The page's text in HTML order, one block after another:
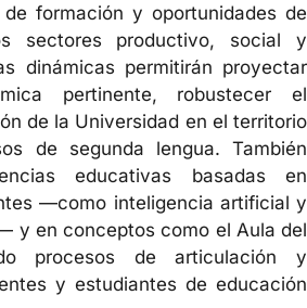
formación y oportunidades de
sectores productivo, social y
dinámicas permitirán proyectar
pertinente, robustecer el
de la Universidad en el territorio
de segunda lengua. También
educativas basadas en
—como inteligencia artificial y
y en conceptos como el Aula del
procesos de articulación y
y estudiantes de educación